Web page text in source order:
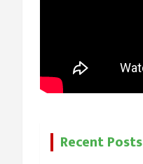
Recent Posts